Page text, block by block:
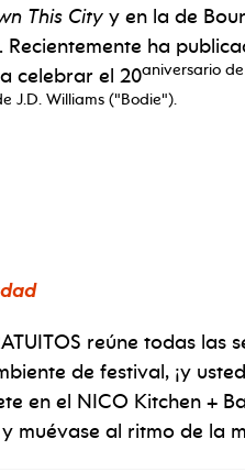
This City y en la de
. Recientemente ha
celebrar el 20aniversario de
J.D. Williams ("Bodie").
reúne todas las
de festival, ¡y
en el NICO Kitchen +
muévase al ritmo de la